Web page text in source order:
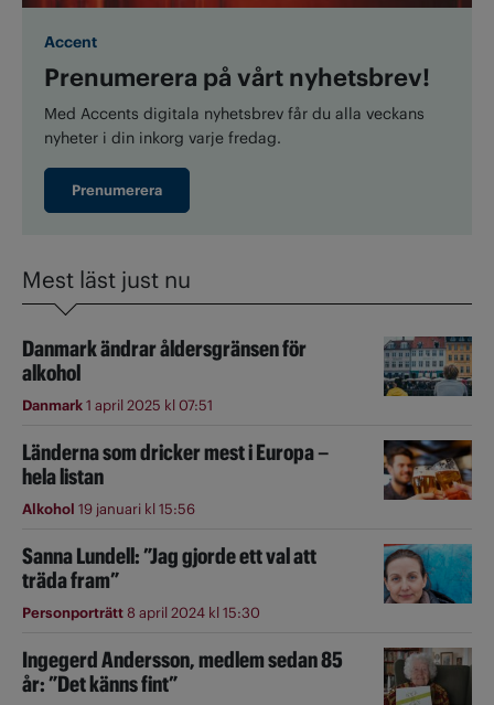
Accent
Prenumerera på vårt nyhetsbrev!
Med Accents digitala nyhetsbrev får du alla veckans
nyheter i din inkorg varje fredag.
Prenumerera
Mest läst just nu
Danmark ändrar åldersgränsen för
alkohol
Danmark1 april 2025 kl 07:51
Länderna som dricker mest i Europa –
hela listan
Alkohol 19 januari kl 15:56
Sanna Lundell: ”Jag gjorde ett val att
träda fram”
Personporträtt8 april 2024 kl 15:30
Ingegerd Andersson, medlem sedan 85
år: ”Det känns fint”